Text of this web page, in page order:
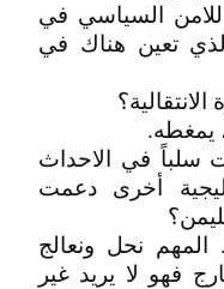
السياسي في
تعين هناك في
يمغطه.
سلباً في الاحداث
أخرى دعمت
نحل ونعالج
فهو لا يريد غير